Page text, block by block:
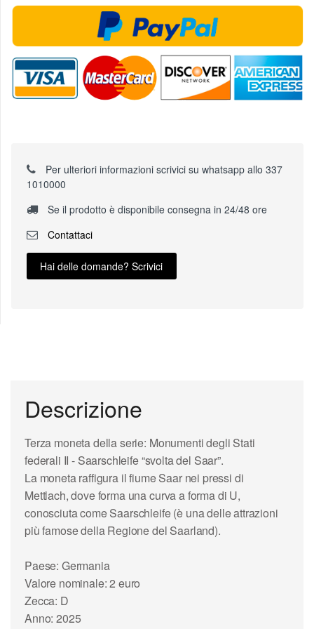
Per ulteriori informazioni scrivici su whatsapp allo 337
1010000
Se il prodotto è disponibile consegna in 24/48 ore
Contattaci
Hai delle domande? Scrivici
Descrizione
Terza moneta della serie: Monumenti degli Stati
federali II - Saarschleife “svolta del Saar”.
La moneta raffigura il fiume Saar nei pressi di
Mettlach, dove forma una curva a forma di U,
conosciuta come Saarschleife (è una delle attrazioni
più famose della Regione del Saarland).
Paese: Germania
Valore nominale: 2 euro
Zecca: D
Anno: 2025